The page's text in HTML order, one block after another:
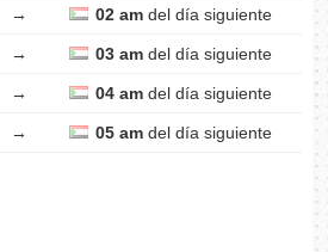
→ 02 amdel día siguiente
→ 03 amdel día siguiente
→ 04 amdel día siguiente
→ 05 amdel día siguiente